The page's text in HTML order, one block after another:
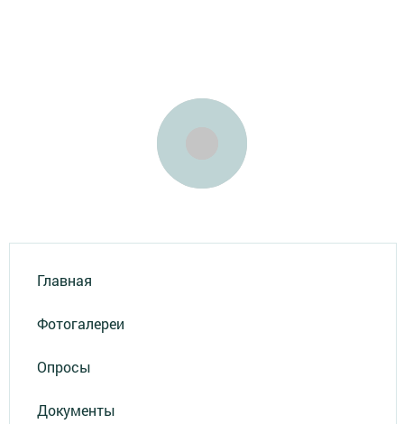
Главная
Фотогалереи
Опросы
Документы